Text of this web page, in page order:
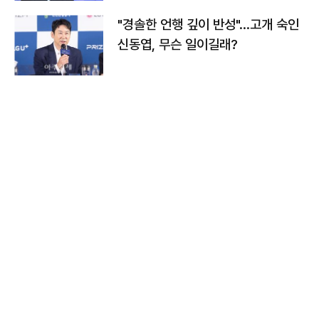
"경솔한 언행 깊이 반성"…고개 숙인
신동엽, 무슨 일이길래?